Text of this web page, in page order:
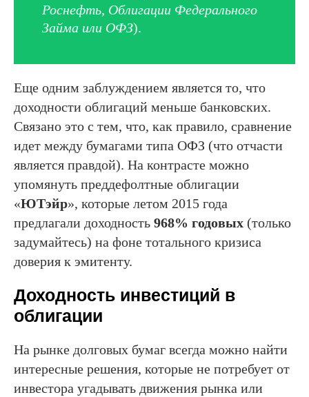
Роснефть, Облигации Федерального
Займа или ОФЗ).
Еще одним заблуждением является то, что
доходности облигаций меньше банковских.
Связано это с тем, что, как правило, сравнение
идет между бумагами типа ОФЗ (что отчасти
является правдой). На контрасте можно
упомянуть преддефолтные облигации
«ЮТэйр», которые летом 2015 года
предлагали доходность 968% годовых (только
задумайтесь) на фоне тотального кризиса
доверия к эмитенту.
Доходность инвестиций в
облигации
На рынке долговых бумаг всегда можно найти
интересные решения, которые не потребует от
инвестора угадывать движения рынка или